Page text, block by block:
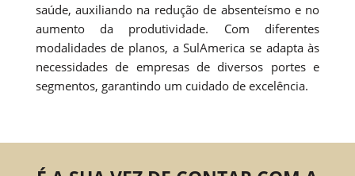
saúde, auxiliando na redução de absenteísmo e no
aumento da produtividade. Com diferentes
modalidades de planos, a SulAmerica se adapta às
necessidades de empresas de diversos portes e
segmentos, garantindo um cuidado de excelência.